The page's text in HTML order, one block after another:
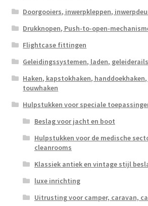
Doorgooiers, inwerpkleppen,
Drukknopen, Push-to-open-
Flightcase fittingen
Geleidingssystemen, laden, geleiderails
Haken, kapstokhaken,
touwhaken
Hulpstukken voor speciale
Beslag voor jacht en boot
Hulpstukken voor de medische
cleanrooms
Klassiek antiek en vintage stijl
luxe inrichting
Uitrusting voor camper, caravan,